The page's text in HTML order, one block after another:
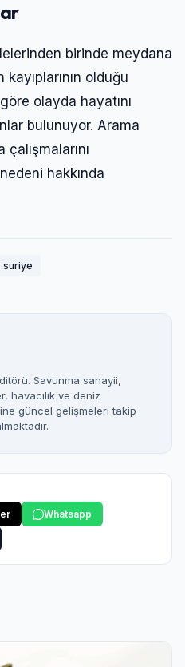
birinde meydana
olduğu
olayda hayatını
bulunuyor. Arama
hakkında
suriye
Savunma sanayii,
havacılık ve deniz
güncel gelişmeleri takip
Whatsapp